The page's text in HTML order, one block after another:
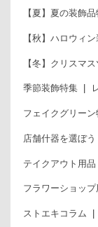
【夏】夏の装飾
【秋】ハロウィ
【冬】クリスマ
季節装飾特集
フェイクグリーン
店舗什器を選ぼう
テイクアウト用品
フラワーショップ
ストエキコラム